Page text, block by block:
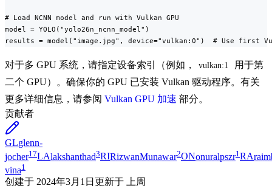
# Load NCNN model and run with Vulkan GPU
model = YOLO("yolo26n_ncnn_model")
results = model("image.jpg", device="vulkan:0")  # Use first
对于多 GPU 系统，请指定设备索引（例如， vulkan:1
用于第
二个 GPU）。确保你的 GPU 已安装 Vulkan 驱动程序。有关
更多详细信息，请参阅 Vulkan GPU 加速 部分。
贡献者
GLglenn-
jocher17LAlakshanthad3RIRizwanMunawar2ONonuralpszr1 RA
vina1
创建于 2024年3月1日 更新于 上周